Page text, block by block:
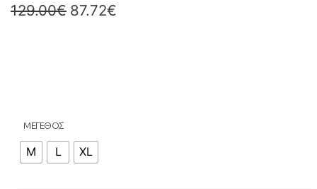
129.00€ 87.72€
ΜΕΓΕΘΟΣ
M L XL